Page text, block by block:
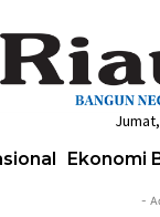
Ekonomi
-